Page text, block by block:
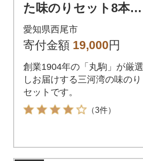
た味のりセット8本
入・M004-19
愛知県西尾市
寄付金額 19,000円
創業1904年の「丸駒」が厳選
しお届けする三河湾の味のり
セットです。
（3件）